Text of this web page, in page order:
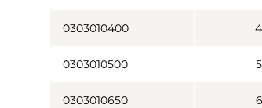
0303010400
0303010500
0303010650